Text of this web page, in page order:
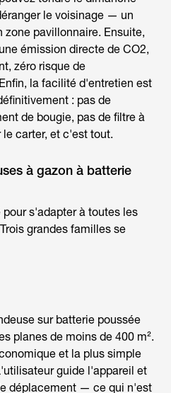
le voisinage — un
pavillonnaire. Ensuite,
émission directe de CO2,
zéro risque de
la facilité d'entretien est
: pas de
de bougie, pas de filtre à
carter, et c'est tout.
à gazon à batterie
s'adapter à toutes les
grandes familles se
sur batterie poussée
planes de moins de 400 m².
et la plus simple
guide l'appareil et
déplacement — ce qui n'est